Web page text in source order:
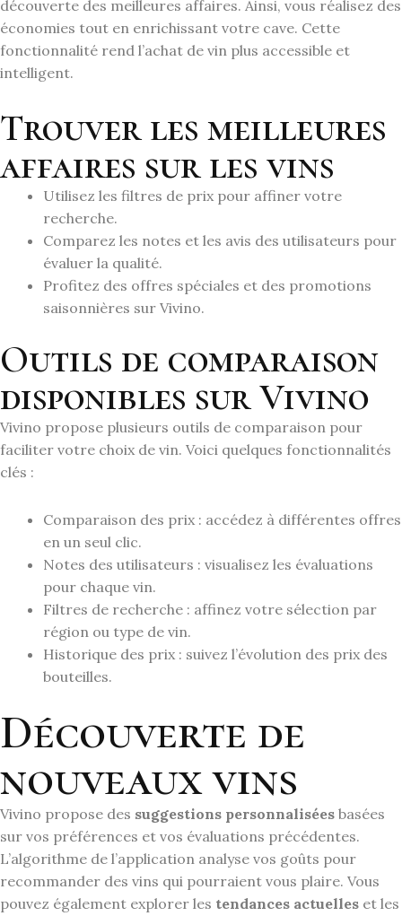
découverte des meilleures affaires. Ainsi, vous réalisez des
économies tout en enrichissant votre cave. Cette
fonctionnalité rend l’achat de vin plus accessible et
intelligent.
Trouver les meilleures
affaires sur les vins
Utilisez les filtres de prix pour affiner votre
recherche.
Comparez les notes et les avis des utilisateurs pour
évaluer la qualité.
Profitez des offres spéciales et des promotions
saisonnières sur Vivino.
Outils de comparaison
disponibles sur Vivino
Vivino propose plusieurs outils de comparaison pour
faciliter votre choix de vin. Voici quelques fonctionnalités
clés :
Comparaison des prix : accédez à différentes offres
en un seul clic.
Notes des utilisateurs : visualisez les évaluations
pour chaque vin.
Filtres de recherche : affinez votre sélection par
région ou type de vin.
Historique des prix : suivez l’évolution des prix des
bouteilles.
Découverte de
nouveaux vins
Vivino propose des suggestions personnalisées basées
sur vos préférences et vos évaluations précédentes.
L’algorithme de l’application analyse vos goûts pour
recommander des vins qui pourraient vous plaire. Vous
pouvez également explorer les tendances actuelles et les